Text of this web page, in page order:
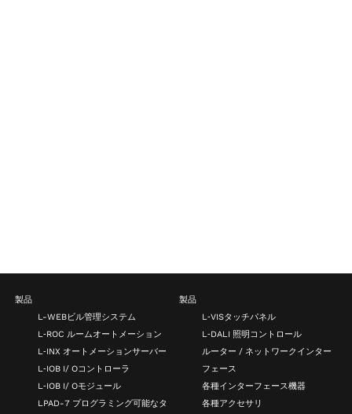
製品
L-WEBビル管理システム
L‑ROC ルームオートメーション
L‑INX オートメーションサーバー
L‑IOB I/ Oコントローラ
L‑IOB I/ Oモジュール
LPAD-7 プログラミング可能なタ
製品
L‑VISタッチパネル
L‑DALI 照明コントロール
ルーター / ネットワークインター
フェース
各種インターフェース機器
各種アクセサリ